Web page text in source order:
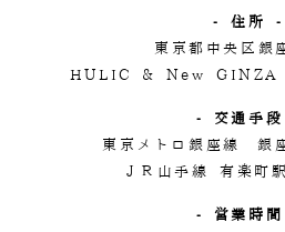
- 住所 -
東京都中央区銀
HULIC & New GINZA
- 交通手
東京メトロ銀座線 銀
ＪＲ山手線 有楽町
- 営業時